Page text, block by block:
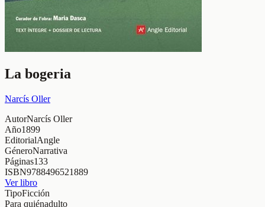
La bogeria
Narcís Oller
AutorNarcís Oller
Año1899
EditorialAngle
GéneroNarrativa
Páginas133
ISBN9788496521889
Ver libro
TipoFicción
Para quiénadulto